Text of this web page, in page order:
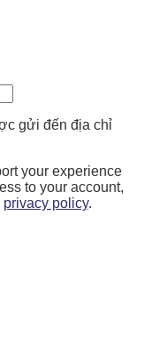
gửi đến địa chỉ
your experience
to your account,
privacy policy.